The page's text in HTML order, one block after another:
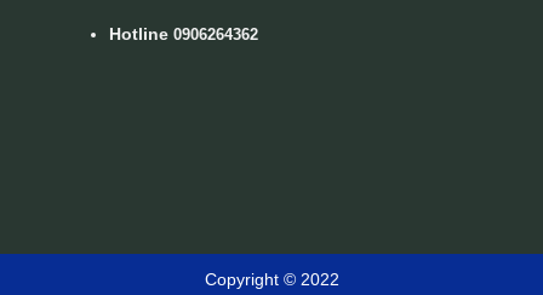
Hotline0906264362
Copyright © 2022